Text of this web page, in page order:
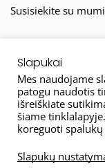
Susisiekite su
Slapukai
Mes naudojame
patogu naudotis
išreiškiate
šiame
koreguoti
Slapukų